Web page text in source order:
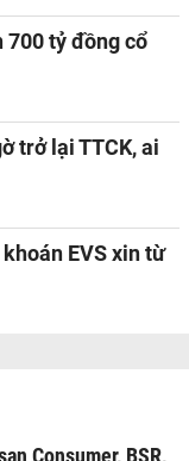
700 tỷ đồng cổ
trở lại TTCK, ai
EVS xin từ
Consumer, BSR,